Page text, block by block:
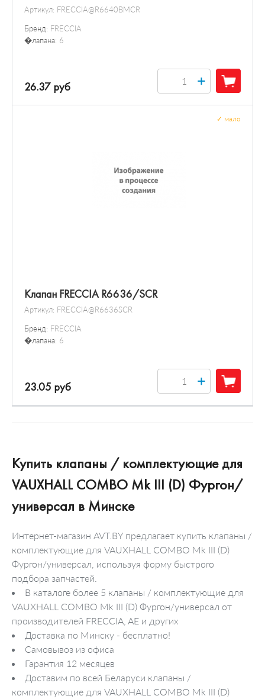
Артикул: FRECCIA@R6640BMCR
Бренд: FRECCIA
�лапана: 6
26.37 руб +
Клапан FRECCIA R6636/SCR
Артикул: FRECCIA@R6636SCR
Бренд: FRECCIA
�лапана: 6
мало
23.05 руб +
Купить клапаны / комплектующие для
VAUXHALL COMBO Mk III (D) Фургон/
универсал в Минске
Интернет-магазин AVT.BY предлагает купить клапаны /
комплектующие для VAUXHALL COMBO Mk III (D)
Фургон/универсал, используя форму быстрого
подбора запчастей.
В каталоге более 5 клапаны / комплектующие для
VAUXHALL COMBO Mk III (D) Фургон/универсал от
производителей FRECCIA, AE и других
Доставка по Минску - бесплатно!
Самовывоз из офиса
Гарантия 12 месяцев
Доставим по всей Беларуси клапаны /
комплектующие для VAUXHALL COMBO Mk III (D)